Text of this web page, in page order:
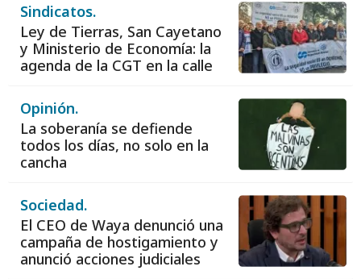
Sindicatos.
Ley de Tierras, San Cayetano
y Ministerio de Economía: la
agenda de la CGT en la calle
Opinión.
La soberanía se defiende
todos los días, no solo en la
cancha
Sociedad.
El CEO de Waya denunció una
campaña de hostigamiento y
anunció acciones judiciales